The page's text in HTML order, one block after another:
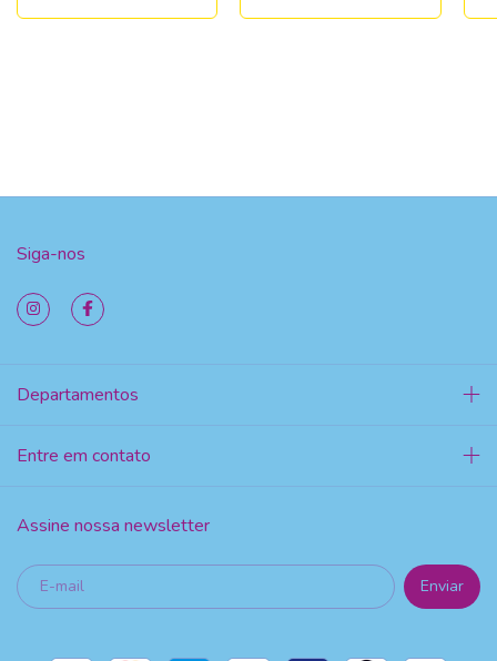
Siga-nos
Departamentos
Entre em contato
Assine nossa newsletter